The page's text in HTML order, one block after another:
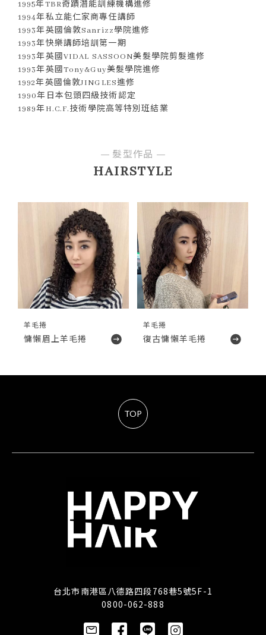
1995年TBR奇蹟潛能訓練機構進修
1994年私立能仁家商專任講師
1993年英國倫敦Sanrizz學院進修
1993年快樂講師培訓第一期
1993年英國VIDAL SASSOON美髮學院剪髮進修
1993年英國Tony&Guy美髮學院進修
1992年英國倫敦JINGLES進修
1990年日本包頭四級技術認定
1989年H.C.F.技術學院高等特別班結業
HAIRSTYLE
髮型作品
慵懶眉上羊毛捲
羊毛捲
復古慵懶羊毛捲
羊毛捲
TOP
台北市南港區八德路四段768巷5號5F-1
0800-062-888